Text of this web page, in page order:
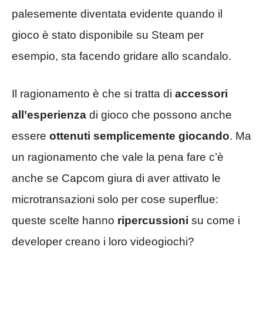
palesemente diventata evidente quando il
gioco è stato disponibile su Steam per
esempio, sta facendo gridare allo scandalo.
Il ragionamento è che si tratta di accessori
all’esperienza di gioco che possono anche
essere ottenuti semplicemente giocando. Ma
un ragionamento che vale la pena fare c’è
anche se Capcom giura di aver attivato le
microtransazioni solo per cose superflue:
queste scelte hanno ripercussioni su come i
developer creano i loro videogiochi?